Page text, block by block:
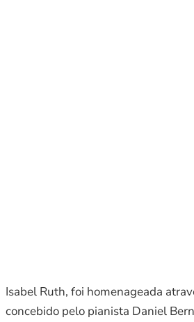
Isabel Ruth, foi homenageada
concebido pelo pianista Daniel